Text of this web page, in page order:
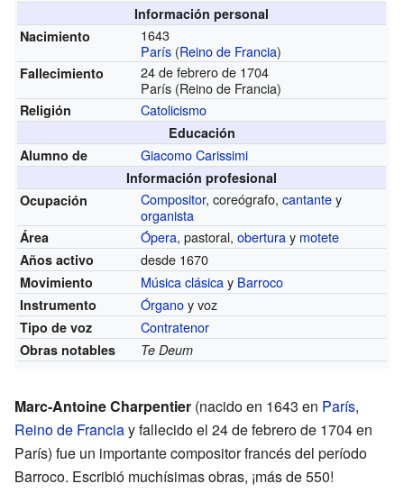
Información personal
Nacimiento
1643
París (Reino de Francia)
Fallecimiento
24 de febrero de 1704
París (Reino de Francia)
Religión Catolicismo
Educación
Alumno de
Giacomo Carissimi
Información profesional
Ocupación
Compositor, coreógrafo,cantantey
organista
Área Ópera, pastoral,oberturay motete
Años activo desde 1670
Movimiento Música clásicay Barroco
Instrumento Órganoy voz
Tipo de voz Contratenor
Obras notables Te Deum
Marc-Antoine Charpentier (nacido en 1643 en París,
Reino de Franciay fallecido el 24 de febrero de 1704 en
París) fue un importante compositor francés del período
Barroco. Escribió muchísimas obras, ¡más de 550!